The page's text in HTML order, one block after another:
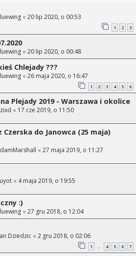
« 20 lip 2020, o 00:53
1 2 3
« 20 lip 2020, o 00:48
Chlejady ???
« 26 maja 2020, o 16:47
1 2 3 4 5 6
Plejady 2019 - Warszawa i okolice
« 17 cze 2019, o 11:50
Czerska do Janowca (25 maja)
« 27 maja 2019, o 11:27
« 4 maja 2019, o 19:55
:)
« 27 gru 2018, o 12:04
Dziedzic « 2 gru 2018, o 02:06
1 … 4 5 6 7